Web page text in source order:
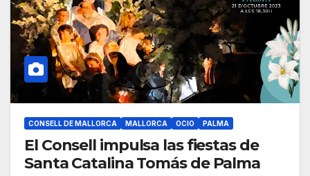
CONSELL DE MALLORCA MALLORCA OCIO PALMA
El Consell impulsa las fiestas de
Santa Catalina Tomás de Palma